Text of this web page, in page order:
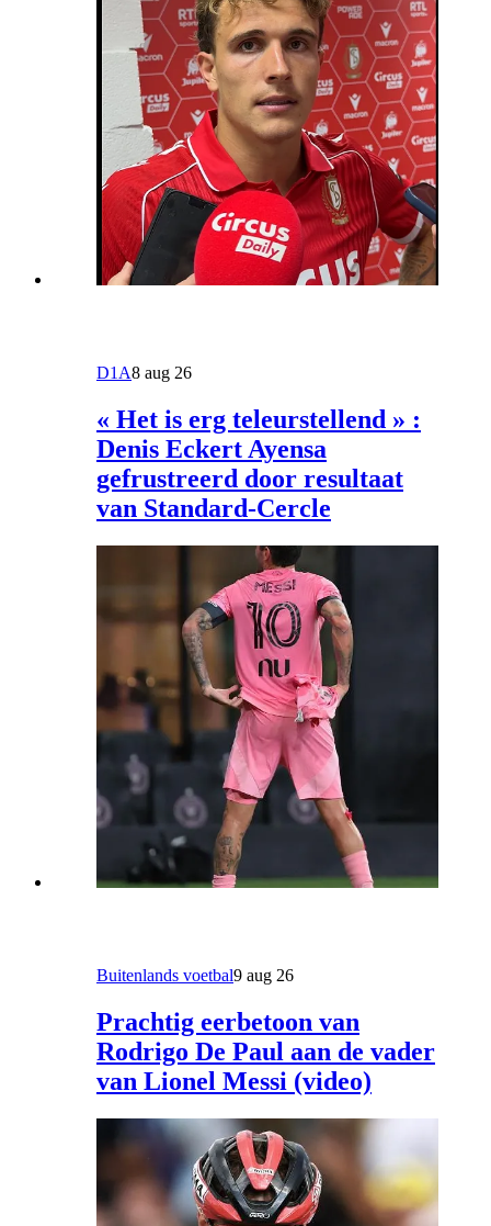
D1A8 aug 26
« Het is erg teleurstellend » :
Denis Eckert Ayensa
gefrustreerd door resultaat
van Standard-Cercle
Buitenlands voetbal9 aug 26
Prachtig eerbetoon van
Rodrigo De Paul aan de vader
van Lionel Messi (video)